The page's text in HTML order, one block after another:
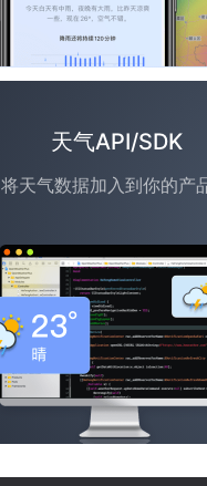
天气API/SDK
将天气数据加入到你的产